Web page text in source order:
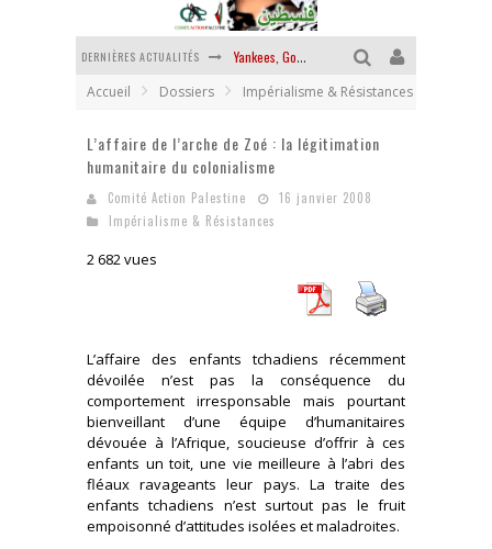
DERNIÈRES ACTUALITÉS Yankees, Go home !
Chantage terroriste
La révolution ou rien
Accueil Dossiers Impérialisme & Résistances
L’affaire de l’arche de Zoé : la légitimation
humanitaire du colonialisme
Comité Action Palestine
16 janvier 2008
Impérialisme & Résistances
2 682 vues
L’affaire des enfants tchadiens récemment
dévoilée n’est pas la conséquence du
comportement irresponsable mais pourtant
bienveillant d’une équipe d’humanitaires
dévouée à l’Afrique, soucieuse d’offrir à ces
enfants un toit, une vie meilleure à l’abri des
fléaux ravageants leur pays. La traite des
enfants tchadiens n’est surtout pas le fruit
empoisonné d’attitudes isolées et maladroites.